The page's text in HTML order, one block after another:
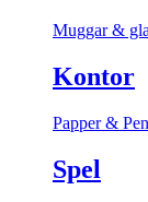
Muggar &
Kontor
Papper &
Spel